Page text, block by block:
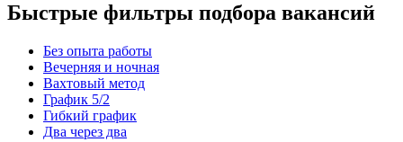
Быстрые фильтры подбора вакансий
Без опыта работы
Вечерняя и ночная
Вахтовый метод
График 5/2
Гибкий график
Два через два